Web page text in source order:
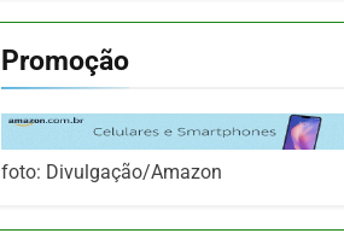
Promoção
foto: Divulgação/Amazon